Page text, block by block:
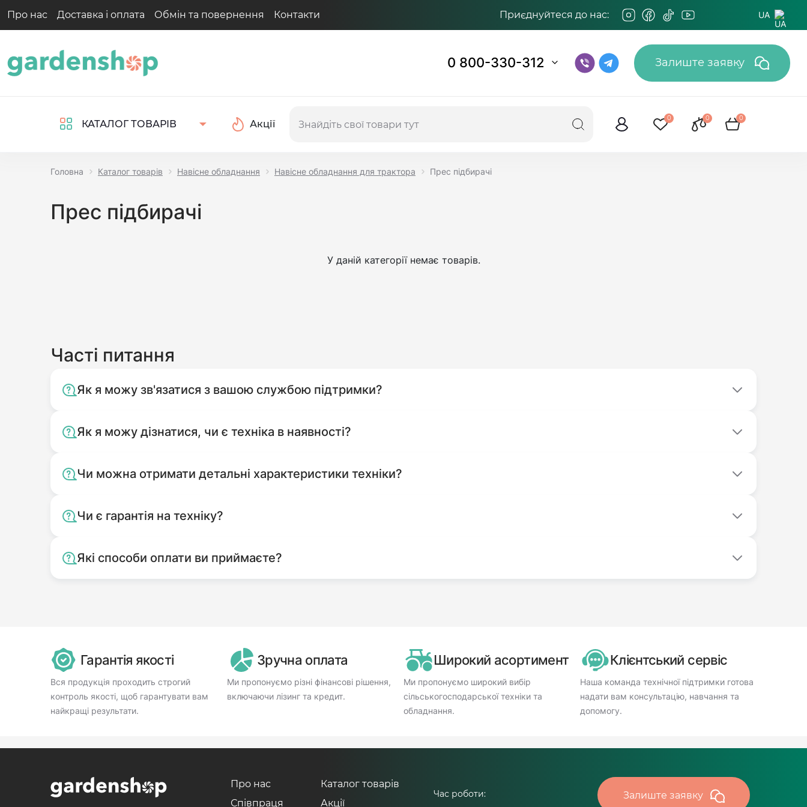
Про нас Доставка і оплата Обмін та повернення Контакти Приєднуйтеся до нас: UA
0 800-330-312 Залиште заявку
КАТАЛОГ ТОВАРІВ Акції
0 0 0
Головна Каталог товарів Навісне обладнання Навісне обладнання для трактора Прес підбирачі
Прес підбирачі
У даній категорії немає товарів.
Часті питання
Як я можу зв'язатися з вашою службою підтримки?
Як я можу дізнатися, чи є техніка в наявності?
Чи можна отримати детальні характеристики техніки?
Чи є гарантія на техніку?
Які способи оплати ви приймаєте?
Гарантія якості
Вся продукція проходить строгий
контроль якості, щоб гарантувати вам
найкращі результати.
Зручна оплата
Ми пропонуємо різні фінансові рішення,
включаючи лізинг та кредит.
Широкий асортимент
Ми пропонуємо широкий вибір
сільськогосподарської техніки та
обладнання.
Клієнтський сервіс
Наша команда технічної підтримки готова
надати вам консультацію, навчання та
допомогу.
Про нас
Співпраця
Каталог товарів
Акції
Час роботи: Залиште заявку